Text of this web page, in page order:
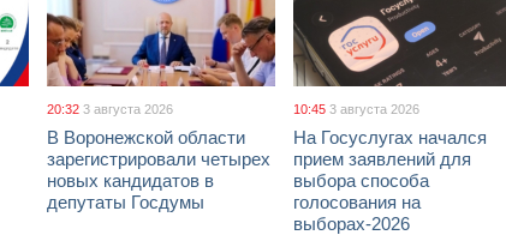
20:32 3 августа 2026
В Воронежской области
зарегистрировали четырех
новых кандидатов в
депутаты Госдумы
10:45 3 августа 2026
На Госуслугах начался
прием заявлений для
выбора способа
голосования на
выборах-2026